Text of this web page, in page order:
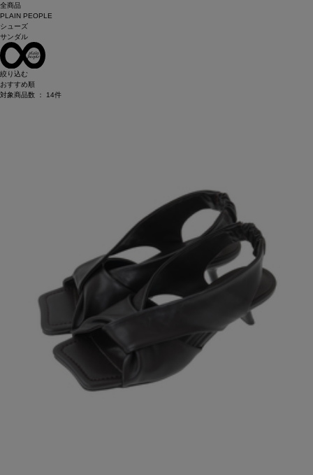
全商品
PLAIN PEOPLE
シューズ
サンダル
絞り込む
おすすめ順
対象商品数 ： 14件